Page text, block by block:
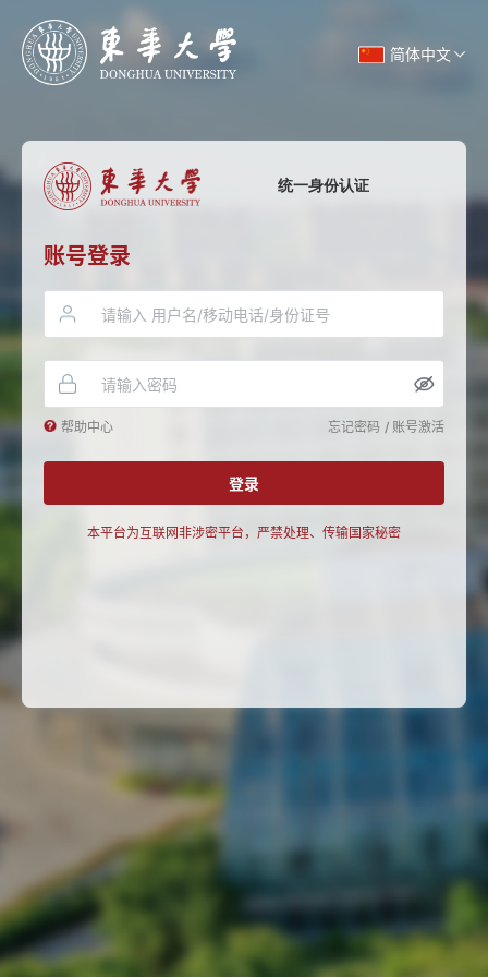
简体中文
统一身份认证
账号登录
帮助中心 忘记密码 / 账号激活
登录
本平台为互联网非涉密平台，严禁处理、传输国家秘密